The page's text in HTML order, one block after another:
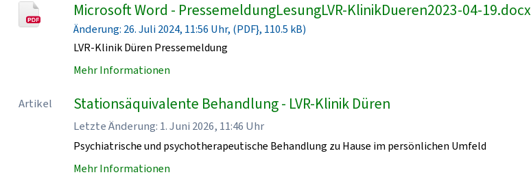
Microsoft Word - PressemeldungLesungLVR-KlinikDueren2023-04-19.docx
Änderung: 26. Juli 2024, 11:56 Uhr, (PDF}, 110.5 kB)
LVR-Klinik Düren Pressemeldung
Mehr Informationen
Artikel Stationsäquivalente Behandlung - LVR-Klinik Düren
Letzte Änderung: 1. Juni 2026, 11:46 Uhr
Psychiatrische und psychotherapeutische Behandlung zu Hause im persönlichen Umfeld
Mehr Informationen